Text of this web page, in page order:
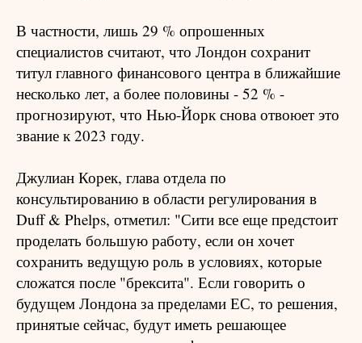
В частности, лишь 29 % опрошенных
специалистов считают, что Лондон сохранит
титул главного финансового центра в ближайшие
несколько лет, а более половины - 52 % -
прогнозируют, что Нью-Йорк снова отвоюет это
звание к 2023 году.
Джулиан Корек, глава отдела по
консультированию в области регулирования в
Duff & Phelps, отметил: "Сити все еще предстоит
проделать большую работу, если он хочет
сохранить ведущую роль в условиях, которые
сложатся после "брексита". Если говорить о
будущем Лондона за пределами ЕС, то решения,
принятые сейчас, будут иметь решающее